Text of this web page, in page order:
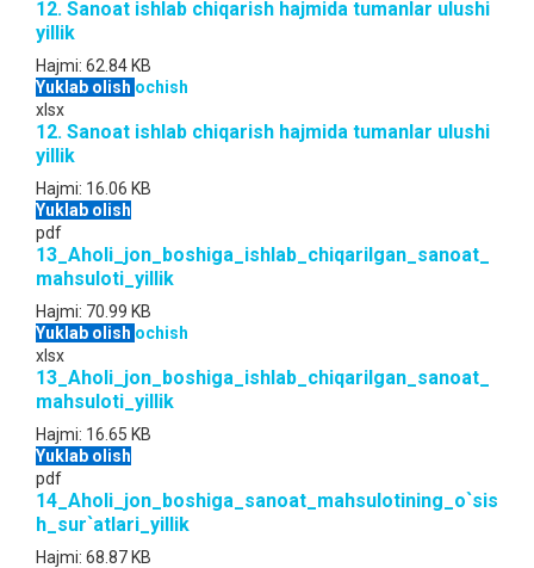
12. Sanoat ishlab chiqarish hajmida tumanlar ulushi
yillik
Hajmi: 62.84 KB
Yuklab olish ochish
xlsx
12. Sanoat ishlab chiqarish hajmida tumanlar ulushi
yillik
Hajmi: 16.06 KB
Yuklab olish
pdf
13_Aholi_jon_boshiga_ishlab_chiqarilgan_sanoat_
mahsuloti_yillik
Hajmi: 70.99 KB
Yuklab olish ochish
xlsx
13_Aholi_jon_boshiga_ishlab_chiqarilgan_sanoat_
mahsuloti_yillik
Hajmi: 16.65 KB
Yuklab olish
pdf
14_Aholi_jon_boshiga_sanoat_mahsulotining_o`sis
h_sur`atlari_yillik
Hajmi: 68.87 KB